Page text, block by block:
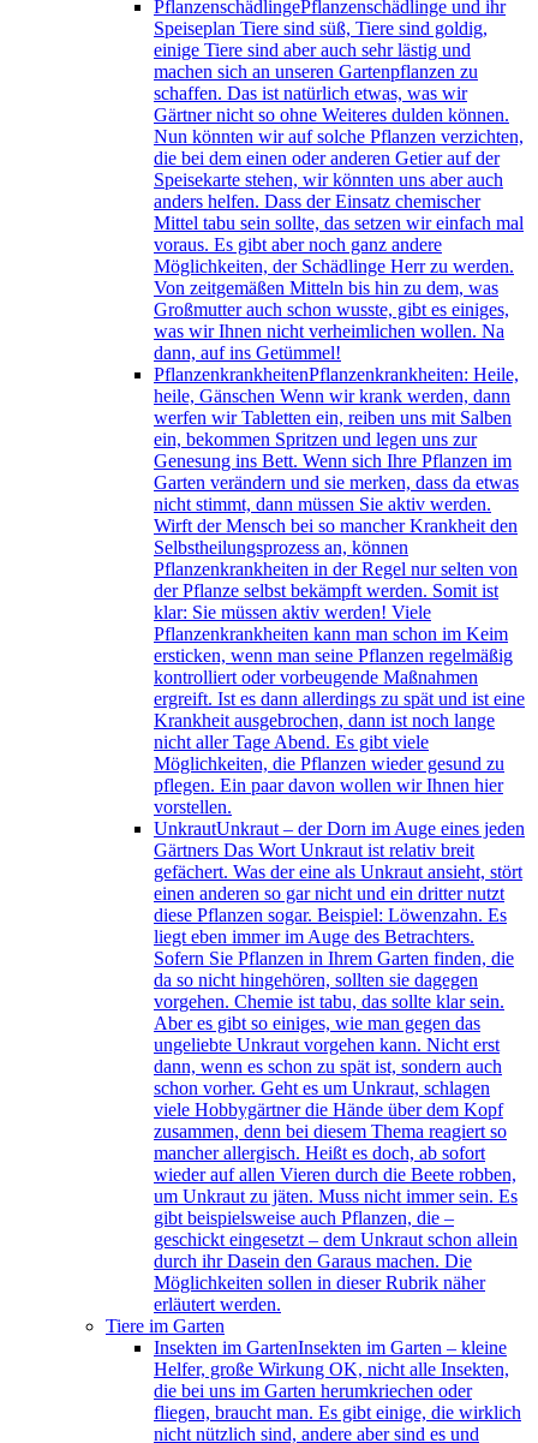
PflanzenschädlingePflanzenschädlinge und ihr
Speiseplan Tiere sind süß, Tiere sind goldig,
einige Tiere sind aber auch sehr lästig und
machen sich an unseren Gartenpflanzen zu
schaffen. Das ist natürlich etwas, was wir
Gärtner nicht so ohne Weiteres dulden können.
Nun könnten wir auf solche Pflanzen verzichten,
die bei dem einen oder anderen Getier auf der
Speisekarte stehen, wir könnten uns aber auch
anders helfen. Dass der Einsatz chemischer
Mittel tabu sein sollte, das setzen wir einfach mal
voraus. Es gibt aber noch ganz andere
Möglichkeiten, der Schädlinge Herr zu werden.
Von zeitgemäßen Mitteln bis hin zu dem, was
Großmutter auch schon wusste, gibt es einiges,
was wir Ihnen nicht verheimlichen wollen. Na
dann, auf ins Getümmel!
PflanzenkrankheitenPflanzenkrankheiten: Heile,
heile, Gänschen Wenn wir krank werden, dann
werfen wir Tabletten ein, reiben uns mit Salben
ein, bekommen Spritzen und legen uns zur
Genesung ins Bett. Wenn sich Ihre Pflanzen im
Garten verändern und sie merken, dass da etwas
nicht stimmt, dann müssen Sie aktiv werden.
Wirft der Mensch bei so mancher Krankheit den
Selbstheilungsprozess an, können
Pflanzenkrankheiten in der Regel nur selten von
der Pflanze selbst bekämpft werden. Somit ist
klar: Sie müssen aktiv werden! Viele
Pflanzenkrankheiten kann man schon im Keim
ersticken, wenn man seine Pflanzen regelmäßig
kontrolliert oder vorbeugende Maßnahmen
ergreift. Ist es dann allerdings zu spät und ist eine
Krankheit ausgebrochen, dann ist noch lange
nicht aller Tage Abend. Es gibt viele
Möglichkeiten, die Pflanzen wieder gesund zu
pflegen. Ein paar davon wollen wir Ihnen hier
vorstellen.
UnkrautUnkraut – der Dorn im Auge eines jeden
Gärtners Das Wort Unkraut ist relativ breit
gefächert. Was der eine als Unkraut ansieht, stört
einen anderen so gar nicht und ein dritter nutzt
diese Pflanzen sogar. Beispiel: Löwenzahn. Es
liegt eben immer im Auge des Betrachters.
Sofern Sie Pflanzen in Ihrem Garten finden, die
da so nicht hingehören, sollten sie dagegen
vorgehen. Chemie ist tabu, das sollte klar sein.
Aber es gibt so einiges, wie man gegen das
ungeliebte Unkraut vorgehen kann. Nicht erst
dann, wenn es schon zu spät ist, sondern auch
schon vorher. Geht es um Unkraut, schlagen
viele Hobbygärtner die Hände über dem Kopf
zusammen, denn bei diesem Thema reagiert so
mancher allergisch. Heißt es doch, ab sofort
wieder auf allen Vieren durch die Beete robben,
um Unkraut zu jäten. Muss nicht immer sein. Es
gibt beispielsweise auch Pflanzen, die –
geschickt eingesetzt – dem Unkraut schon allein
durch ihr Dasein den Garaus machen. Die
Möglichkeiten sollen in dieser Rubrik näher
erläutert werden.
Tiere im Garten
Insekten im GartenInsekten im Garten – kleine
Helfer, große Wirkung OK, nicht alle Insekten,
die bei uns im Garten herumkriechen oder
fliegen, braucht man. Es gibt einige, die wirklich
nicht nützlich sind, andere aber sind es und